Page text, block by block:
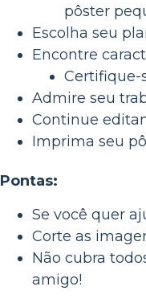
pôster
Escolha seu
Encontre
Certifique-
Admire seu
Continue
Imprima seu
Pontas:
Se você quer
Corte as
Não cubra
amigo!